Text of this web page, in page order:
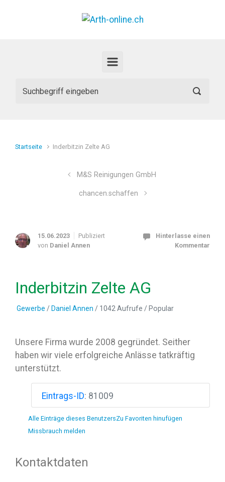
Startseite Inderbitzin Zelte AG
M&S Reinigungen GmbH
chancen.schaffen
15.06.2023
Publiziert
von Daniel Annen
Hinterlasse einen
Kommentar
Inderbitzin Zelte AG
Gewerbe / Daniel Annen / 1042 Aufrufe / Popular
Unsere Firma wurde 2008 gegründet. Seither
haben wir viele erfolgreiche Anlässe tatkräftig
unterstützt.
Eintrags-ID: 81009
Alle Einträge dieses BenutzersZu Favoriten hinufügen
Missbrauch melden
Kontaktdaten